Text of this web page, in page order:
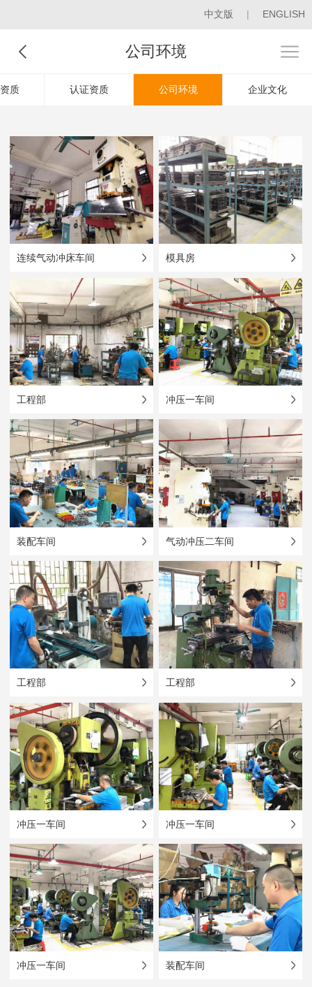
中文版 | ENGLISH
公司环境
质 认证资质 公司环境 企业文化
连续气动冲床车间 模具房
工程部 冲压一车间
装配车间 气动冲压二车间
工程部 工程部
冲压一车间 冲压一车间
冲压一车间 装配车间